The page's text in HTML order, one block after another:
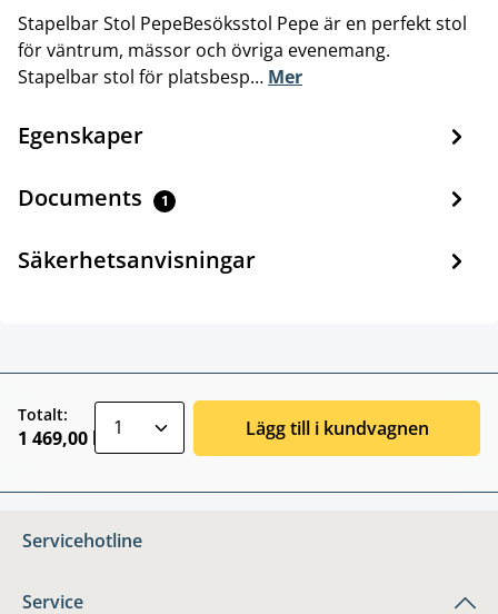
Stapelbar Stol PepeBesöksstol Pepe är en perfekt stol
för väntrum, mässor och övriga evenemang.
Stapelbar stol för platsbesp… Mer
Egenskaper
Documents 1
Säkerhetsanvisningar
Totalt:
1 469,00 kr Lägg till i kundvagnen
Servicehotline
Service